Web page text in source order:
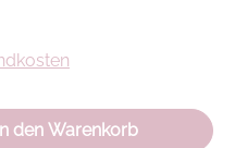
gewünschten
In den Warenkorb